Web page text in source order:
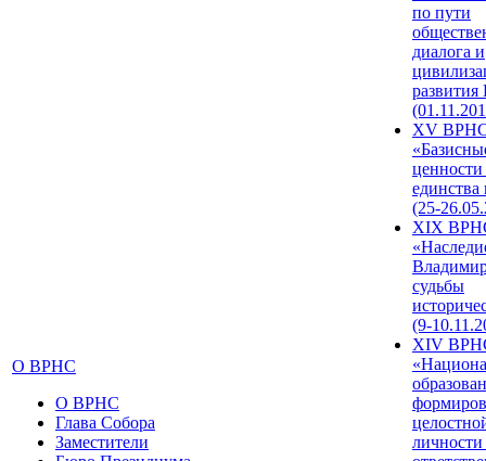
О ВРНС
О ВРНС
Глава Собора
Заместители
по пути
диалога и
развития
XV
единства
(25-
XIX
судьбы
(9-
XIV